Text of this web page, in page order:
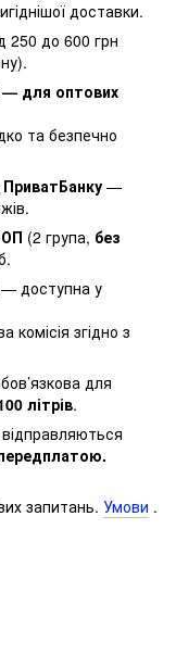
доставки.
250 до 600 грн
— для оптових
та безпечно
ПриватБанку —
(2 група, без
— доступна у
комісія згідно з
для
літрів.
відправляються
запитань. Умови .